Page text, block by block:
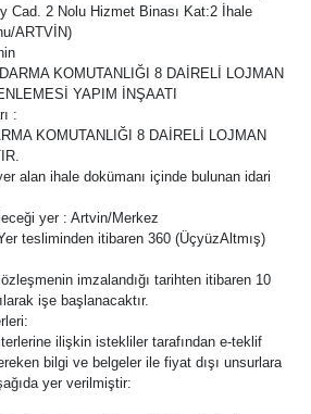
Cad. 2 Nolu Hizmet Binası Kat:2 İhale
ARTVİN)
KOMUTANLIĞI 8 DAİRELİ LOJMAN
YAPIM İNŞAATI
:
KOMUTANLIĞI 8 DAİRELİ LOJMAN
alan ihale dokümanı içinde bulunan idari
yer : Artvin/Merkez
tesliminden itibaren 360 (ÜçyüzAltmış)
imzalandığı tarihten itibaren 10
işe başlanacaktır.
ilişkin istekliler tarafından e-teklif
bilgi ve belgeler ile fiyat dışı unsurlara
yer verilmiştir: